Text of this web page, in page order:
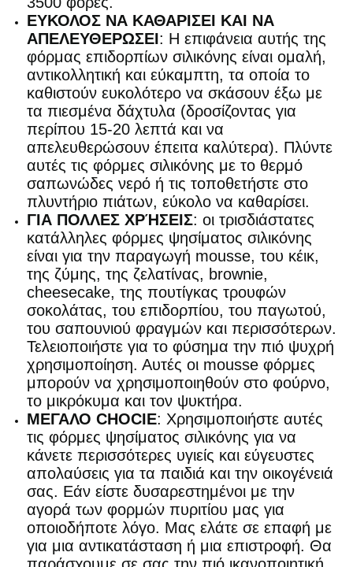
ΕΥΚΟΛΟΣ ΝΑ ΚΑΘΑΡΙΣΕΙ ΚΑΙ ΝΑ
ΑΠΕΛΕΥΘΕΡΩΣΕΙ: Η επιφάνεια αυτής της
φόρμας επιδορπίων σιλικόνης είναι ομαλή,
αντικολλητική και εύκαμπτη, τα οποία το
καθιστούν ευκολότερο να σκάσουν έξω με
τα πιεσμένα δάχτυλα (δροσίζοντας για
περίπου 15-20 λεπτά και να
απελευθερώσουν έπειτα καλύτερα). Πλύντε
αυτές τις φόρμες σιλικόνης με το θερμό
σαπωνώδες νερό ή τις τοποθετήστε στο
πλυντήριο πιάτων, εύκολο να καθαρίσει.
ΓΙΑ ΠΟΛΛΕΣ ΧΡΉΣΕΙΣ: οι τρισδιάστατες
κατάλληλες φόρμες ψησίματος σιλικόνης
είναι για την παραγωγή mousse, του κέικ,
της ζύμης, της ζελατίνας, brownie,
cheesecake, της πουτίγκας τρουφών
σοκολάτας, του επιδορπίου, του παγωτού,
του σαπουνιού φραγμών και περισσότερων.
Τελειοποιήστε για το φύσημα την πιό ψυχρή
χρησιμοποίηση. Αυτές οι mousse φόρμες
μπορούν να χρησιμοποιηθούν στο φούρνο,
το μικρόκυμα και τον ψυκτήρα.
ΜΕΓΑΛΟ CHOCIE: Χρησιμοποιήστε αυτές
τις φόρμες ψησίματος σιλικόνης για να
κάνετε περισσότερες υγιείς και εύγευστες
απολαύσεις για τα παιδιά και την οικογένειά
σας. Εάν είστε δυσαρεστημένοι με την
αγορά των φορμών πυριτίου μας για
οποιοδήποτε λόγο. Μας ελάτε σε επαφή με
για μια αντικατάσταση ή μια επιστροφή. Θα